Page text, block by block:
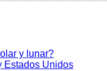
y lunar?
Estados Unidos